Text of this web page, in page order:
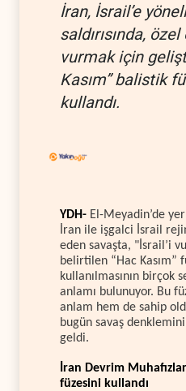
İran, İsrail’e
saldırısında,
vurmak için
Kasım” balistik
kullandı.
YDH- El-Meyadin’de
İran ile işgalci İsrail
eden savaşta, "İsrail’i
belirtilen “Hac Kasım”
kullanılmasının birçok
anlamı bulunuyor. Bu
anlam hem de sahip
bugün savaş
geldi.
İran Devrim
füzesini kullandı